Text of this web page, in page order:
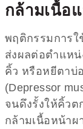
กล้ามเนื้อ
พฤติกรรมการใ
ส่งผลต่อตำแห
คิ้ว หรือหยีตาบ่
(Depressor
จนดึงรั้งให้คิ้วต
กล้ามเนื้อหน้าผ